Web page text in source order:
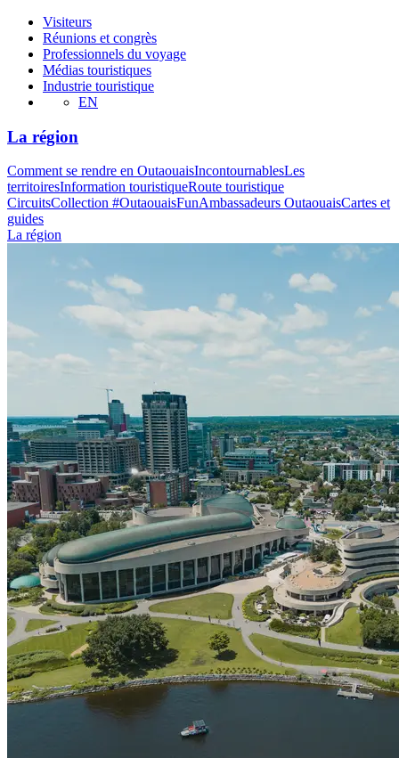
Visiteurs
Réunions et congrès
Professionnels du voyage
Médias touristiques
Industrie touristique
EN
La région
Comment se rendre en OutaouaisIncontournablesLes
territoiresInformation touristiqueRoute touristique
CircuitsCollection #OutaouaisFunAmbassadeurs OutaouaisCartes et
guides
La région